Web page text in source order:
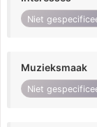
Niet
Muzieksmaak
Niet